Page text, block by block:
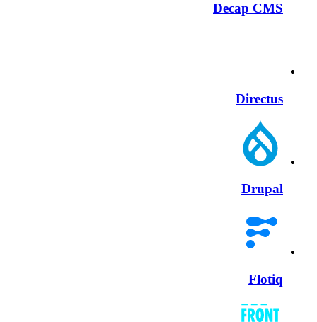
Decap CMS
Directus
Drupal
Flotiq